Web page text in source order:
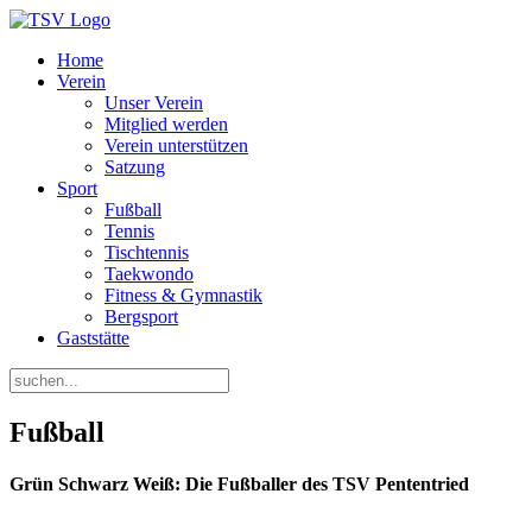
Home
Verein
Unser Verein
Mitglied werden
Verein unterstützen
Satzung
Sport
Fußball
Tennis
Tischtennis
Taekwondo
Fitness & Gymnastik
Bergsport
Gaststätte
Fußball
Grün Schwarz Weiß: Die Fußballer des TSV Pententried